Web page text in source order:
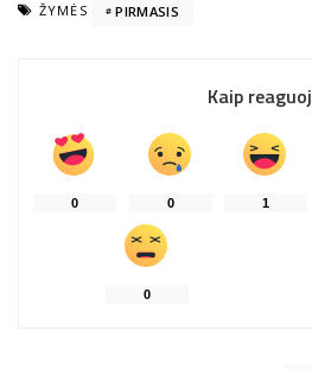
ŽYMĖS PIRMASIS
Kaip
0 0 1
0